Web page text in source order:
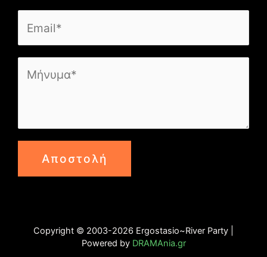
Αποστολή
Copyright © 2003-2026 Ergostasio~River Party |
Powered by DRAMAnia.gr